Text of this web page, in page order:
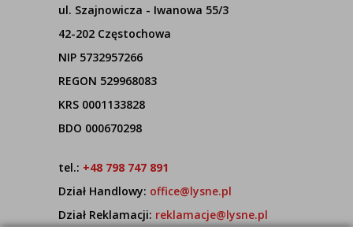
ul. Szajnowicza - Iwanowa 55/3
42-202 Częstochowa
NIP 5732957266
REGON 529968083
KRS 0001133828
BDO 000670298
tel.: +48 798 747 891
Dział Handlowy: office@lysne.pl
Dział Reklamacji: reklamacje@lysne.pl